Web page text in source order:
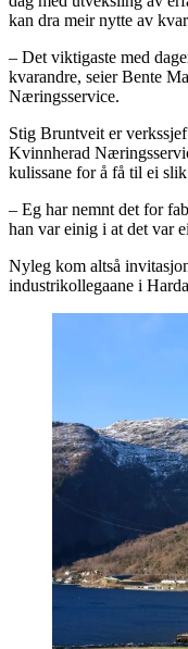
kan dra meir nytte av
– Det viktigaste med
kvarandre, seier Bente
Næringsservice.
Stig Bruntveit er
Kvinnherad
kulissane for å få til ei
– Eg har nemnt det for
han var einig i at det var
Nyleg kom altså
industrikollegaane i